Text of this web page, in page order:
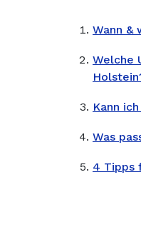
Wann &
Welche
Kann
Was
4 Tipps